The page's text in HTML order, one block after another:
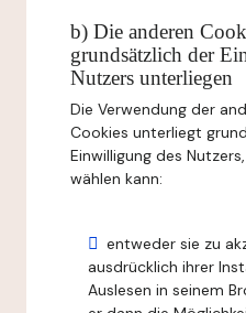
b) Die anderen
grundsätzlich der
Nutzers unterliegen
Die Verwendung der
Cookies unterliegt
Einwilligung des
wählen kann:
entweder sie zu
ausdrücklich ihrer
Auslesen in seinem